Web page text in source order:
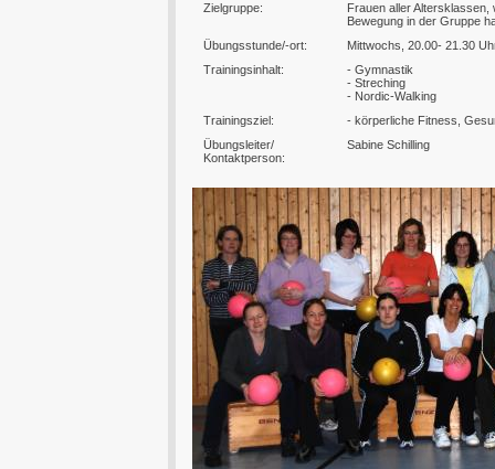
Zielgruppe:
Frauen aller
Bewegung in der Gruppe
Übungsstunde/-ort:
Mittwochs, 20.00- 21.30
Trainingsinhalt:
- Gymnastik
- Streching
- Nordic-Walking
Trainingsziel:
- körperliche Fitness,
Übungsleiter/
Kontaktperson:
Sabine Schilling